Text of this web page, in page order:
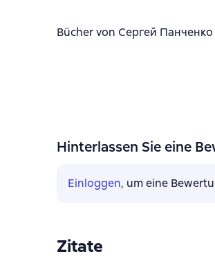
Bücher von Сергей
Hinterlassen Sie eine
Einloggen, um eine
Zitate